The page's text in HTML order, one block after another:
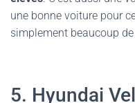
une bonne voiture pour
simplement beaucoup
5. Hyundai